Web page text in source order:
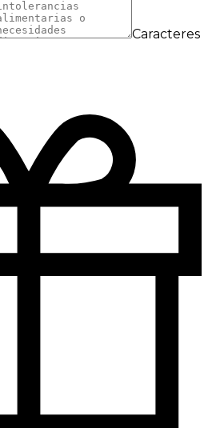
Caracteres